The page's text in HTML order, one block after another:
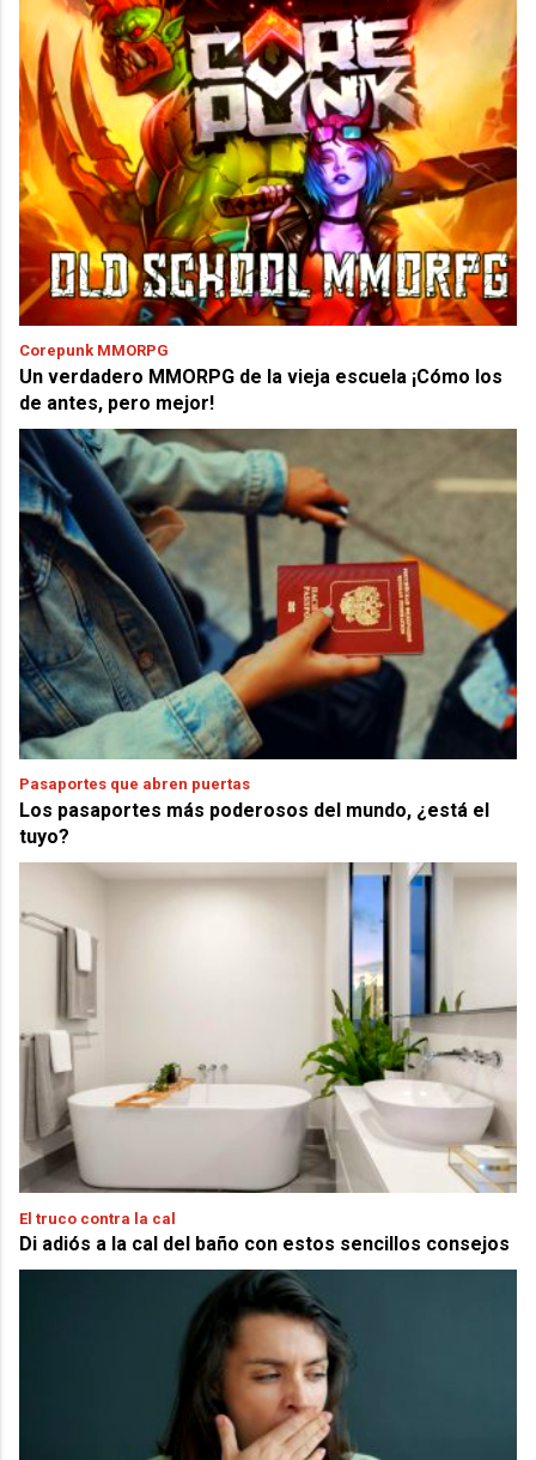
Corepunk MMORPG
Un verdadero MMORPG de la vieja escuela ¡Cómo los
de antes, pero mejor!
Pasaportes que abren puertas
Los pasaportes más poderosos del mundo, ¿está el
tuyo?
El truco contra la cal
Di adiós a la cal del baño con estos sencillos consejos